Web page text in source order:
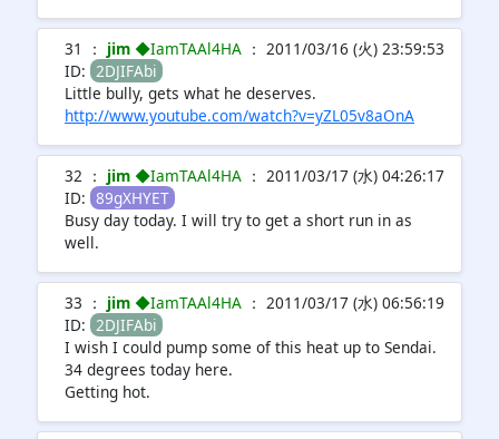
31 ： jim ◆IamTAAl4HA ： 2011/03/16 (火) 23:59:53
ID: 2DJIFAbi
Little bully, gets what he deserves.
http://www.youtube.com/watch?v=yZL05v8aOnA
32 ： jim ◆IamTAAl4HA ： 2011/03/17 (水) 04:26:17
ID: 89gXHYET
Busy day today. I will try to get a short run in as
well.
33 ： jim ◆IamTAAl4HA ： 2011/03/17 (水) 06:56:19
ID: 2DJIFAbi
I wish I could pump some of this heat up to Sendai.
34 degrees today here.
Getting hot.